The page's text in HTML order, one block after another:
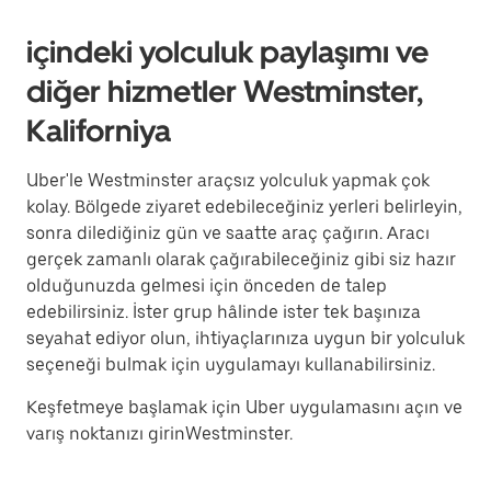
içindeki yolculuk paylaşımı ve
diğer hizmetler Westminster,
Kaliforniya
Uber'le Westminster araçsız yolculuk yapmak çok
kolay. Bölgede ziyaret edebileceğiniz yerleri belirleyin,
sonra dilediğiniz gün ve saatte araç çağırın. Aracı
gerçek zamanlı olarak çağırabileceğiniz gibi siz hazır
olduğunuzda gelmesi için önceden de talep
edebilirsiniz. İster grup hâlinde ister tek başınıza
seyahat ediyor olun, ihtiyaçlarınıza uygun bir yolculuk
seçeneği bulmak için uygulamayı kullanabilirsiniz.
Keşfetmeye başlamak için Uber uygulamasını açın ve
varış noktanızı girinWestminster.